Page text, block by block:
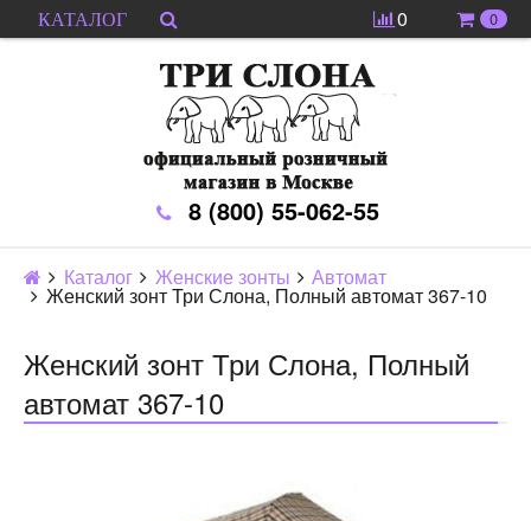
КАТАЛОГ 0 0
8 (800) 55-062-55
Каталог Женские зонты Автомат
Женский зонт Три Слона, Полный автомат 367-10
Женский зонт Три Слона, Полный
автомат 367-10